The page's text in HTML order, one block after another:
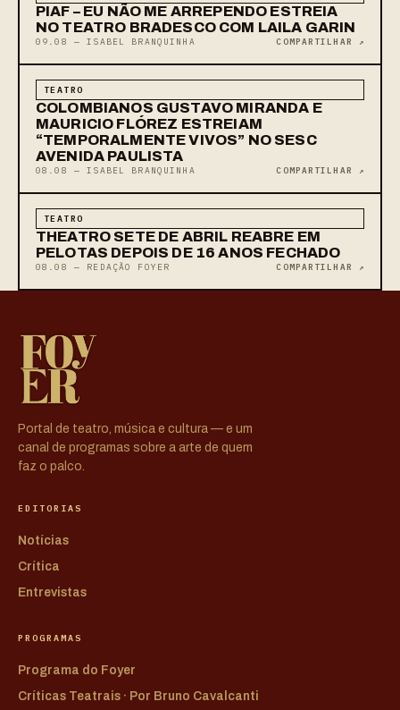
PIAF – EU NÃO ME ARREPENDO ESTREIA
NO TEATRO BRADESCO COM LAILA GARIN
09.08 — ISABEL BRANQUINHA COMPARTILHAR ↗
TEATRO
COLOMBIANOS GUSTAVO MIRANDA E
MAURICIO FLÓREZ ESTREIAM
“TEMPORALMENTE VIVOS” NO SESC
AVENIDA PAULISTA
08.08 — ISABEL BRANQUINHA COMPARTILHAR ↗
TEATRO
THEATRO SETE DE ABRIL REABRE EM
PELOTAS DEPOIS DE 16 ANOS FECHADO
08.08 — REDAÇÃO FOYER COMPARTILHAR ↗
Portal de teatro, música e cultura — e um
canal de programas sobre a arte de quem
faz o palco.
EDITORIAS
Notícias
Crítica
Entrevistas
PROGRAMAS
Programa do Foyer
Críticas Teatrais · Por Bruno Cavalcanti